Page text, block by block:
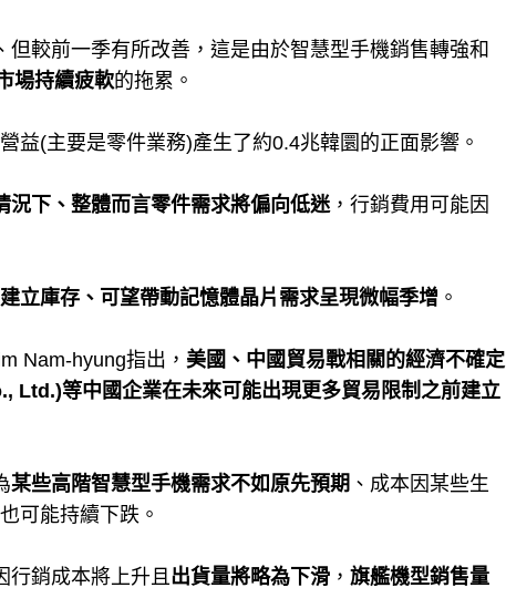
較前一季有所改善，這是由於智慧型手機銷售轉強和
場持續疲軟的拖累。
益(主要是零件業務)產生了約0.4兆韓圜的正面影響。
況下、整體而言零件需求將偏向低迷，行銷費用可能因
立庫存、可望帶動記憶體晶片需求呈現微幅季增 。
Nam-hyung指出， 美國、中國貿易戰相關的經濟不確定
等中國企業在未來可能出現更多貿易限制之前建立
某些高階智慧型手機需求不如原先預期 、成本因某些生
可能持續下跌。
行銷成本將上升且出貨量將略為下滑 ， 旗艦機型銷售量